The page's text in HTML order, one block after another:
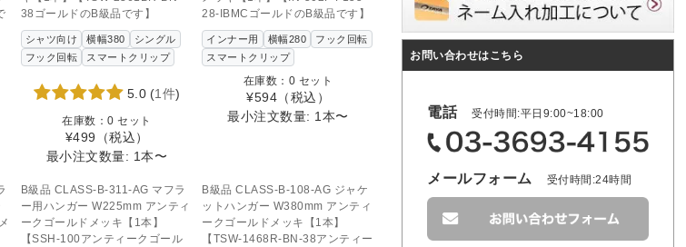
38ゴールドのB級品です】
シャツ向け 横幅380
シングル
フック回転
スマートクリップ
5.0 (1件)
在庫数：0 セット
¥499 （税込）
最小注文数量: 1本〜
28-IBMCゴールドのB級品です】
インナー用 横幅280
フック回転
スマートクリップ
在庫数：0 セット
¥594 （税込）
最小注文数量: 1本〜
SOLD OUT
この商品へのお問い合わせ
B級品 CLASS-B-311-AG マフラ
ー用ハンガー W225mm アンティ
ークゴールドメッキ【1本】
【SSH-100アンティークゴール
この商品へのお問い合わせ
B級品 CLASS-B-108-AG ジャケ
ットハンガー W380mm アンティ
ークゴールドメッキ【1本】
【TSW-1468R-BN-38アンティー
お問い合わせはこちら
電話 受付時間:平日9:00~18:00
メールフォーム 受付時間:24時間